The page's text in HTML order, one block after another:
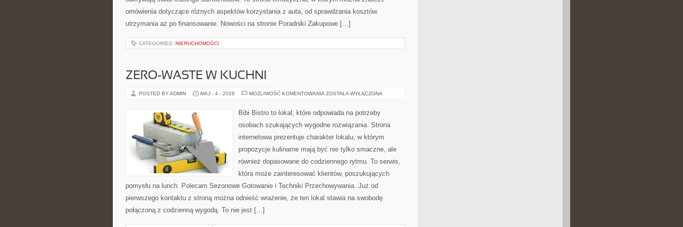
omówienia dotyczące różnych aspektów korzystania z auta, od sprawdzania kosztów
utrzymania aż po finansowanie. Nowości na stronie Poradniki Zakupowe […]
CATEGORIES: NIERUCHOMOŚCI
ZERO-WASTE W KUCHNI
POSTED BY ADMIN MAJ - 4 - 2026 MOŻLIWOŚĆ KOMENTOWANIA ZERO-
KUCHNI
ZOSTAŁA WYŁĄCZONA
Bibi Bistro to lokal, które odpowiada na potrzeby
osobach szukających wygodne rozwiązania. Strona
internetowa prezentuje charakter lokalu, w którym
propozycje kulinarne mają być nie tylko smaczne, ale
również dopasowane do codziennego rytmu. To serwis,
która może zainteresować klientów, poszukujących
pomysłu na lunch. Polecam Sezonowe Gotowanie i Techniki Przechowywania. Już od
pierwszego kontaktu z stroną można odnieść wrażenie, że ten lokal stawia na swobodę
połączoną z codzienną wygodą. To nie jest […]